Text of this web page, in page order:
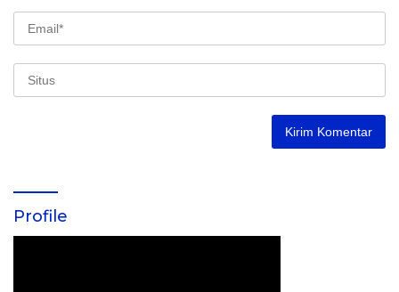
Profile